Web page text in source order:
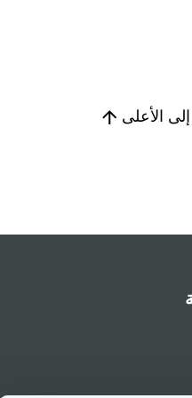
الأعلى